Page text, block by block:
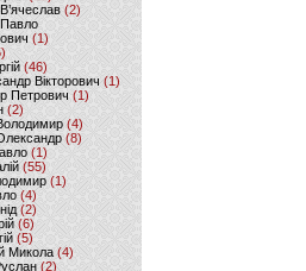
(2)
(1)
(46)
Вікторович (1)
Петрович (1)
(2)
(4)
(8)
(1)
(55)
(1)
(4)
(2)
(6)
(5)
Микола(4)
(2)